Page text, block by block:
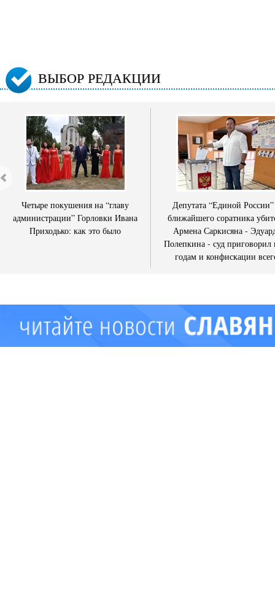
ВЫБОР РЕДАКЦИИ
Четыре покушения на “главу
администрации” Горловки Ивана
Приходько: как это было
Депутата “Единой
ближайшего соратника
Армена Саркисяна -
Полепкина - суд приговорил
годам и конфискации